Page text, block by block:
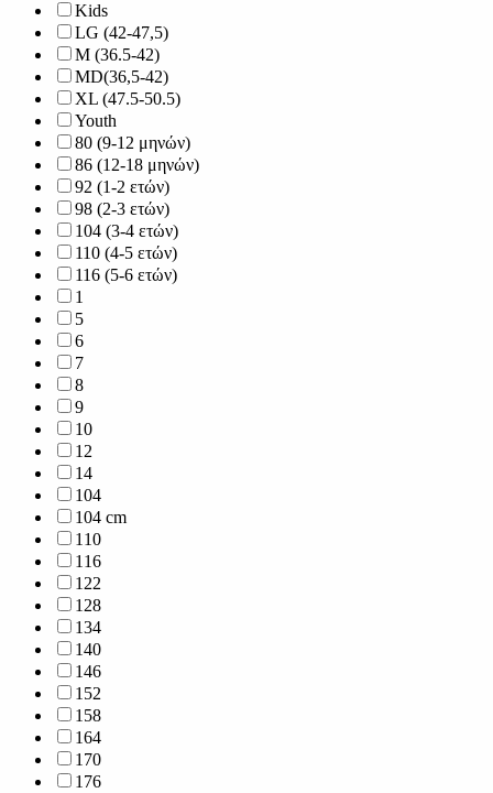
Kids
LG (42-47,5)
M (36.5-42)
MD(36,5-42)
XL (47.5-50.5)
Youth
80 (9-12 μηνών)
86 (12-18 μηνών)
92 (1-2 ετών)
98 (2-3 ετών)
104 (3-4 ετών)
110 (4-5 ετών)
116 (5-6 ετών)
1
5
6
7
8
9
10
12
14
104
104 cm
110
116
122
128
134
140
146
152
158
164
170
176